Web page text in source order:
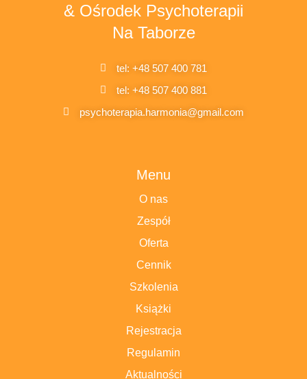
& Ośrodek Psychoterapii
Na Taborze
tel: +48 507 400 781
tel: +48 507 400 881
psychoterapia.harmonia@gmail.com
Menu
O nas
Zespół
Oferta
Cennik
Szkolenia
Książki
Rejestracja
Regulamin
Aktualności